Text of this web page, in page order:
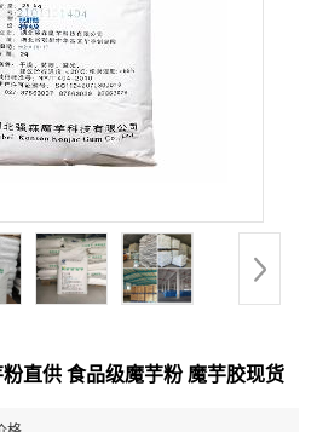
直供 食品级魔芋粉 魔芋胶现货